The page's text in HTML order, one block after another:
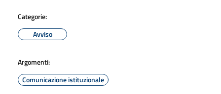
Categorie:
Avviso
Argomenti:
Comunicazione istituzionale